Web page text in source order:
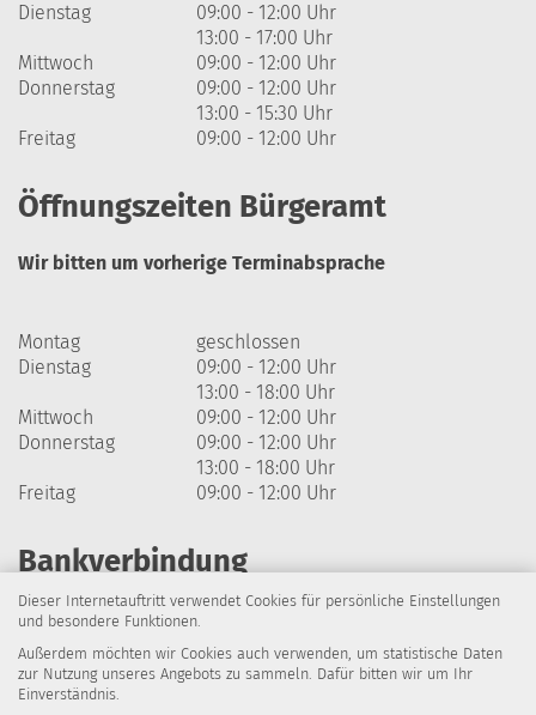
Dieser Internetauftritt verwendet Cookies für persönliche Einstellungen
und besondere Funktionen.
Außerdem möchten wir Cookies auch verwenden, um statistische Daten
zur Nutzung unseres Angebots zu sammeln. Dafür bitten wir um Ihr
Einverständnis.
Dienstag
09:00 - 12:00 Uhr
13:00 - 17:00 Uhr
Mittwoch
09:00 - 12:00 Uhr
Donnerstag
09:00 - 12:00 Uhr
13:00 - 15:30 Uhr
Freitag
09:00 - 12:00 Uhr
Öffnungszeiten Bürgeramt
Wir bitten um vorherige Terminabsprache
Montag
geschlossen
Dienstag
09:00 - 12:00 Uhr
13:00 - 18:00 Uhr
Mittwoch
09:00 - 12:00 Uhr
Donnerstag
09:00 - 12:00 Uhr
13:00 - 18:00 Uhr
Freitag
09:00 - 12:00 Uhr
Bankverbindung
Harzsparkasse
IBAN: DE64 8105 2000 0320 1838 07
BIC: NOLADE21HRZ